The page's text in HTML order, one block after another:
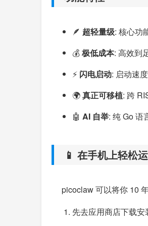
🪶 超轻量级: 核心功
💰极低成本: 高效到
⚡️ 闪电启动: 启动速
🌍真正可移植: 跨
🤖 AI 自举: 纯 Go 语
📱 在手机上轻松
picoclaw 可以将你 10
先去应用商店下载安